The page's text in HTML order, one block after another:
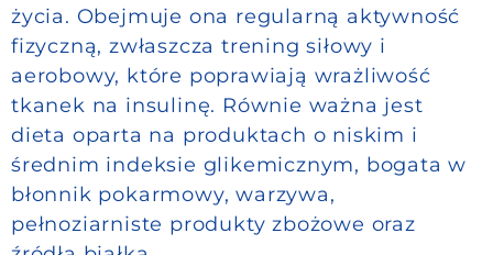
życia. Obejmuje ona regularną aktywność
fizyczną, zwłaszcza trening siłowy i
aerobowy, które poprawiają wrażliwość
tkanek na insulinę. Równie ważna jest
dieta oparta na produktach o niskim i
średnim indeksie glikemicznym, bogata w
błonnik pokarmowy, warzywa,
pełnoziarniste produkty zbożowe oraz